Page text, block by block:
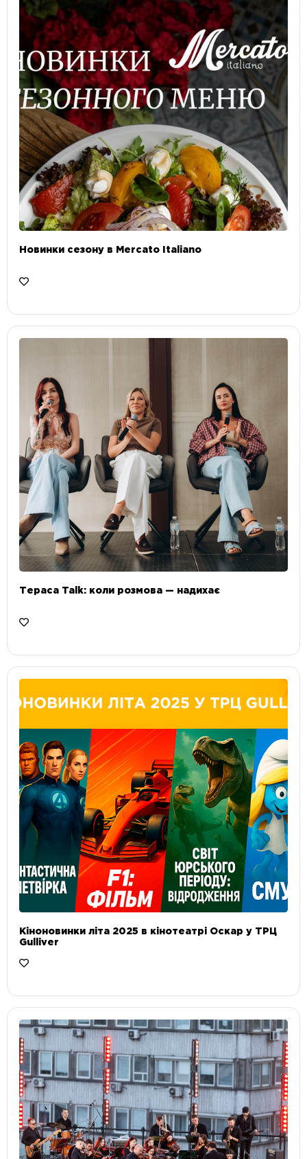
Новинки сезону в Mercato Italiano
Тераса Talk: коли розмова — надихає
Кіноновинки літа 2025 в кінотеатрі Оскар у ТРЦ
Gulliver